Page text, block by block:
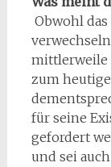
Obwohl
mittlerweile
zum
für seine
gefordert
und sei